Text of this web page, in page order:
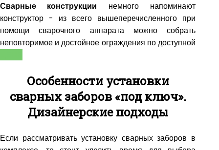
Сварные конструкции немного напоминают
конструктор - из всего вышеперечисленного при
помощи сварочного аппарата можно собрать
неповторимое и достойное ограждения по доступной
Особенности установки
сварных заборов «под ключ».
Дизайнерские подходы
Если рассматривать установку сварных заборов в